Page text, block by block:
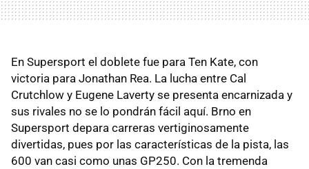
En Supersport el doblete fue para Ten Kate, con
victoria para Jonathan Rea. La lucha entre Cal
Crutchlow y Eugene Laverty se presenta encarnizada y
sus rivales no se lo pondrán fácil aquí. Brno en
Supersport depara carreras vertiginosamente
divertidas, pues por las características de la pista, las
600 van casi como unas GP250. Con la tremenda